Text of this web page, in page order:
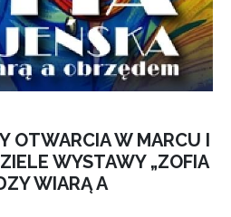
OTWARCIA W MARCU I
WYSTAWY „ZOFIA
WIARĄ A